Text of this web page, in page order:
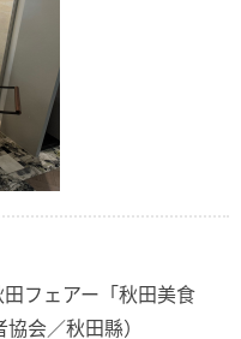
フェアー「秋田美食
会／秋田縣）